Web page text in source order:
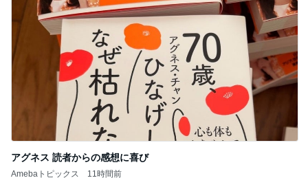
Amebaトピックス 1日前
精神的に楽だった子供とのお出かけ
Amebaトピックス 21時間前
猫じゃらしを離さないぱっちりお目目
Amebaトピックス 11時間前